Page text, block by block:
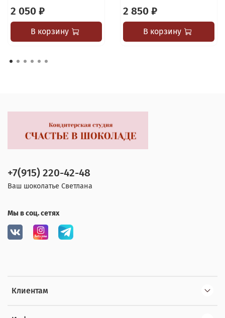
2 050 ₽
В корзину
2 850 ₽
В корзину
Клиентам
+7(915) 220-42-48
Ваш шоколатье Светлана
Мы в соц. сетях